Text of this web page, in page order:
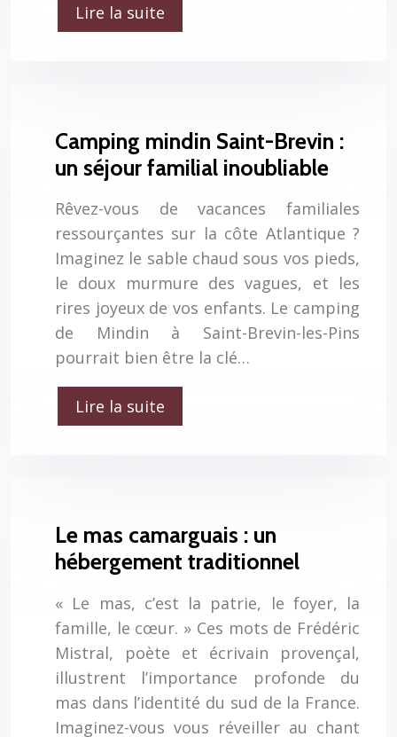
Lire la suite
Camping mindin Saint-Brevin :
un séjour familial inoubliable
Rêvez-vous de vacances familiales
ressourçantes sur la côte Atlantique ?
Imaginez le sable chaud sous vos pieds,
le doux murmure des vagues, et les
rires joyeux de vos enfants. Le camping
de Mindin à Saint-Brevin-les-Pins
pourrait bien être la clé…
Lire la suite
Le mas camarguais : un
hébergement traditionnel
« Le mas, c’est la patrie, le foyer, la
famille, le cœur. » Ces mots de Frédéric
Mistral, poète et écrivain provençal,
illustrent l’importance profonde du
mas dans l’identité du sud de la France.
Imaginez-vous vous réveiller au chant